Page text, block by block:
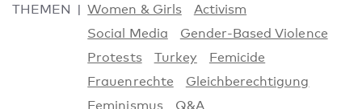
THEMEN Women & Girls
Activism
Social Media
Gender-Based Violence
Protests
Turkey
Femicide
Frauenrechte
Gleichberechtigung
Feminismus
Q&A